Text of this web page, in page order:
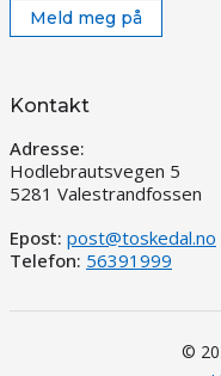
Meld meg på
Kontakt
Adresse:
Hodlebrautsvegen 5
5281 Valestrandfossen
Epost: post@toskedal.no
Telefon: 56391999
©